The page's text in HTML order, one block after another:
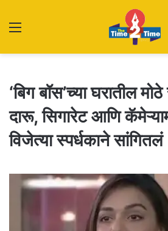
‘बिग बॉस’च्या घरातील
दारू, सिगारेट आणि
विजेत्या स्पर्धकाने सांगितलं